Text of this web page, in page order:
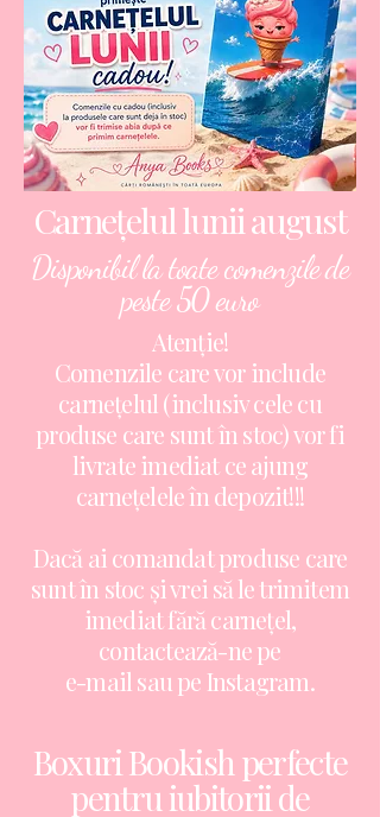
Carnețelul lunii august
Disponibil la toate comenzile de
peste 50 euro
Atenție!
Comenzile care vor include
carnețelul (inclusiv cele cu
produse care sunt în stoc) vor fi
livrate imediat ce ajung
carnețelele în depozit!!!
Dacă ai comandat produse care
sunt în stoc și vrei să le trimitem
imediat fără carnețel,
contactează-ne pe
e-mail sau pe Instagram.
Boxuri Bookish perfecte
pentru iubitorii de